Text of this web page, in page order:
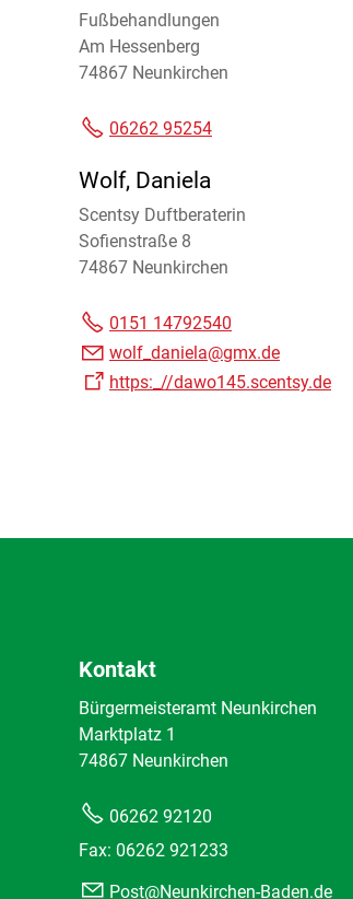
Fußbehandlungen
Am Hessenberg
74867 Neunkirchen
06262 95254
Wolf, Daniela
Scentsy Duftberaterin
Sofienstraße 8
74867 Neunkirchen
0151 14792540
wolf_daniela@gmx.de
https:_//dawo145.scentsy.de
Kontakt
Bürgermeisteramt Neunkirchen
Marktplatz 1
74867 Neunkirchen
06262 92120
Fax: 06262 921233
Post@Neunkirchen-Baden.de